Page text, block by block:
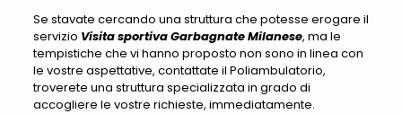
Se stavate cercando una struttura che potesse erogare il
servizio Visita sportiva Garbagnate Milanese, ma le
tempistiche che vi hanno proposto non sono in linea con
le vostre aspettative, contattate il Poliambulatorio,
troverete una struttura specializzata in grado di
accogliere le vostre richieste, immediatamente.